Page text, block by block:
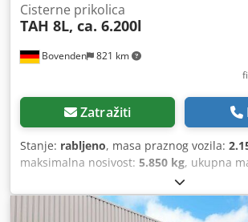
Bovenden 821 km
Cisterne prikolica
TAH 8L, ca. 6.200l
Zatražiti
Stanje: rabljeno, masa praznog vozila:
maksimalna nosivost: 5.850 kg, ukupna
2 osovine
ovjes:čelik, dimenzija gume:8.25R20,
, vrsta prijenosa:drugo ,